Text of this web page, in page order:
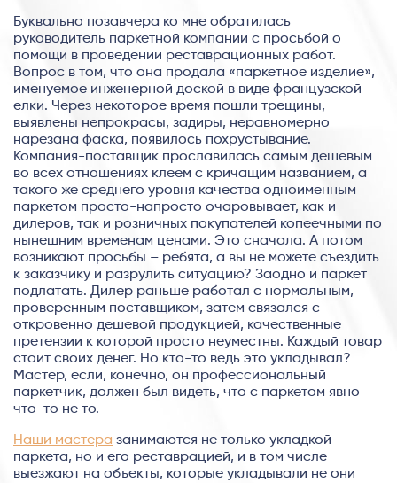
Буквально позавчера ко мне обратилась
руководитель паркетной компании с просьбой о
помощи в проведении реставрационных работ.
Вопрос в том, что она продала «паркетное изделие»,
именуемое инженерной доской в виде французской
елки. Через некоторое время пошли трещины,
выявлены непрокрасы, задиры, неравномерно
нарезана фаска, появилось похрустывание.
Компания-поставщик прославилась самым дешевым
во всех отношениях клеем с кричащим названием, а
такого же среднего уровня качества одноименным
паркетом просто-напросто очаровывает, как и
дилеров, так и розничных покупателей копеечными по
нынешним временам ценами. Это сначала. А потом
возникают просьбы – ребята, а вы не можете съездить
к заказчику и разрулить ситуацию? Заодно и паркет
подлатать. Дилер раньше работал с нормальным,
проверенным поставщиком, затем связался с
откровенно дешевой продукцией, качественные
претензии к которой просто неуместны. Каждый товар
стоит своих денег. Но кто-то ведь это укладывал?
Мастер, если, конечно, он профессиональный
паркетчик, должен был видеть, что с паркетом явно
что-то не то.
Наши мастера занимаются не только укладкой
паркета, но и его реставрацией, и в том числе
выезжают на объекты, которые укладывали не они